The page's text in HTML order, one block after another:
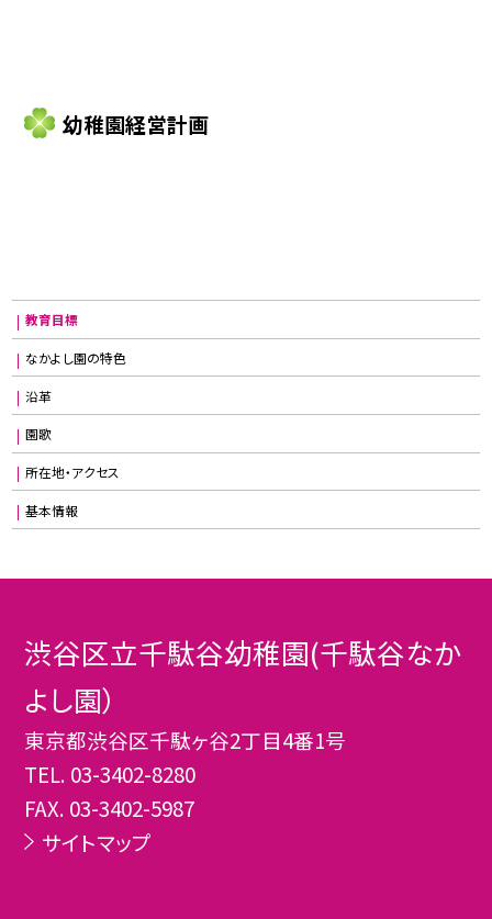
幼稚園経営計画
教育目標
なかよし園の特色
沿革
園歌
所在地・アクセス
基本情報
渋谷区立千駄谷幼稚園(千駄谷なか
よし園）
東京都渋谷区千駄ヶ谷2丁目4番1号
TEL. 03-3402-8280
FAX. 03-3402-5987
サイトマップ